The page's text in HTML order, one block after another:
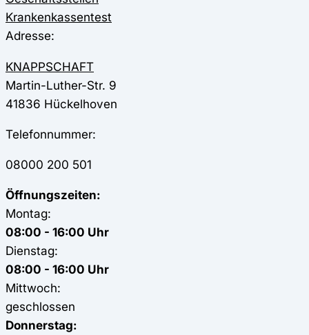
Krankenkassentest
Adresse:
KNAPPSCHAFT
Martin-Luther-Str. 9
41836 Hückelhoven
Telefonnummer:
08000 200 501
Öffnungszeiten:
Montag:
08:00 - 16:00 Uhr
Dienstag:
08:00 - 16:00 Uhr
Mittwoch:
geschlossen
Donnerstag: